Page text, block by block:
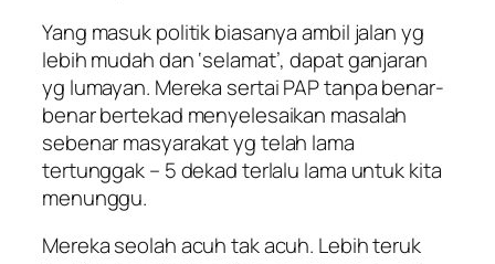
Yang masuk politik biasanya ambil jalan yg
lebih mudah dan ‘selamat’, dapat ganjaran
yg lumayan. Mereka sertai PAP tanpa benar-
benar bertekad menyelesaikan masalah
sebenar masyarakat yg telah lama
tertunggak – 5 dekad terlalu lama untuk kita
menunggu.
Mereka seolah acuh tak acuh. Lebih teruk